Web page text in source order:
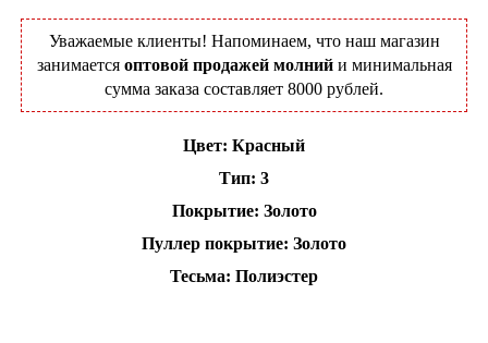
Уважаемые клиенты! Напоминаем, что наш магазин
занимается оптовой продажей молнийи минимальная
сумма заказа составляет 8000 рублей.
Цвет: Красный
Тип: 3
Покрытие: Золото
Пуллер покрытие: Золото
Тесьма: Полиэстер